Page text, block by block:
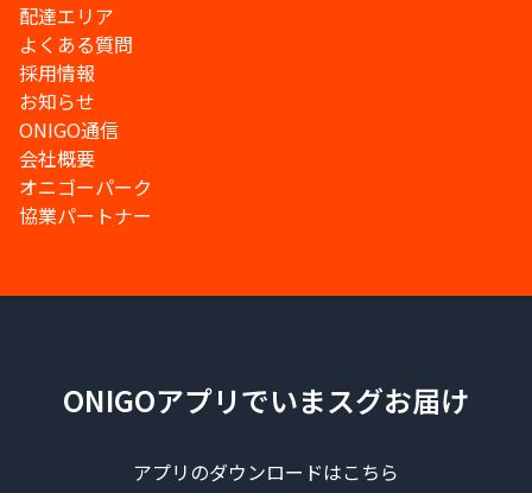
配達エリア
よくある質問
採用情報
お知らせ
ONIGO通信
会社概要
オニゴーパーク
協業パートナー
ONIGOアプリでいまスグお届け
アプリのダウンロードはこちら